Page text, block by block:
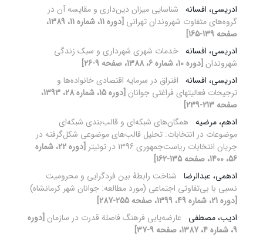
ادریسی، افسانه شناسایی میزان دین‌داری و مقایسه آن در
گروه‌های متفاوت شهروندان تهرانی
[دوره 11، شماره 11، 1389،
صفحه 139-165]
ادریسی، افسانه خدمات شهری شهرداری و سبک زندگی
شهروندان [دوره 10، شماره 6، 1388، صفحه 9-26]
ادریسی، افسانه افتراق در سرمایه اقتصادی خانواده‏‌ها و
ترجیحات فعالیت‏های فراغتی جوانان
[دوره 15، شماره 28، 1393،
صفحه 213-239]
ادهم، مرضیه همگان‌های شبکه‌ای و قالب‌بندی شبکه‌ای
موضوعات در انتخابات: تحلیل قالب‌های موضوعی شکل‌گرفته در
جریان انتخابات ریاست‌جمهوری 1396 در توئیتر
[دوره 22، شماره
56، 1400، صفحه 135-162]
ادهمی، عبدالرضا شناخت رابطۀ بین فردگرایی و محرومیت
نسبی با بی‌تفاوتی اجتماعی (مورد مطالعه: جوانان شهر کرمانشاه)
[دوره 21، شماره 49، 1399، صفحه 255-287]
ادیب، مصطفی
عارضه‌یابی فرهنگ فاصلة قدرت در سازمان [دوره
9، شماره 4، 1387، صفحه 9-37]